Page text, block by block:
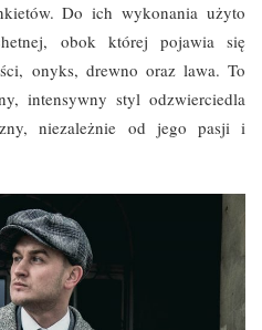
Do ich wykonania użyto
obok której pojawia się
onyks, drewno oraz lawa. To
intensywny styl odzwierciedla
niezależnie od jego pasji i